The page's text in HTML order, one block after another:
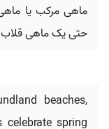
ماهی مرکب یا
حتی یک ماهی
beaches,
spring